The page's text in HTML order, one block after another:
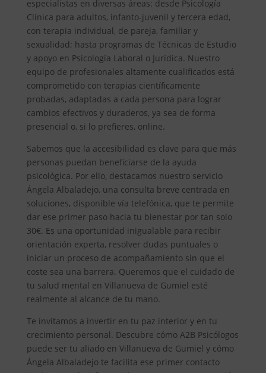
especialistas en diversas áreas: desde Psicología
Clínica para adultos, infanto-juvenil y tercera edad,
con terapia individual, de pareja, familiar y
sexualidad; hasta programas de Técnicas de Estudio
y apoyo en Psicología Laboral o Jurídica. Nuestro
equipo de profesionales altamente cualificados está
comprometido con terapias científicamente
probadas, adaptadas a cada persona para lograr
cambios efectivos y duraderos, ya sea de forma
presencial o, si lo prefieres, online.
Sabemos que la accesibilidad es clave para que más
personas puedan beneficiarse de la ayuda
psicológica. Por ello, destacamos nuestro servicio
Ángela Albaladejo, una consulta breve centrada en
soluciones, disponible vía telefónica, que te permite
dar ese primer paso hacia tu bienestar por tan solo
30€. Es una oportunidad inigualable para recibir
orientación experta, resolver dudas puntuales o
iniciar un proceso de acompañamiento sin que el
coste sea una barrera. Queremos que el cuidado de
tu salud mental en Villanueva de Gumiel esté
realmente al alcance de tu mano.
Te invitamos a invertir en tu paz interior y en tu
crecimiento personal. Descubre cómo A2B Psicólogos
puede ser tu aliado en Villanueva de Gumiel y cómo
Ángela Albaladejo te facilita ese primer contacto